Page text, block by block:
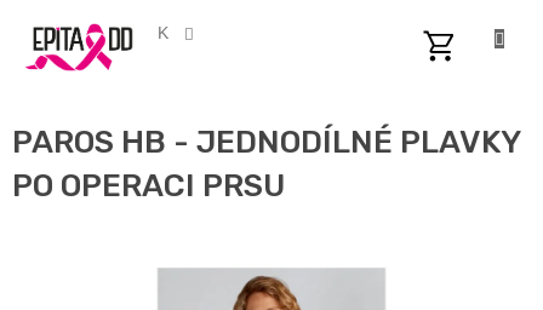
obsah
CZK
PAROS HB - JEDNODÍLNÉ PLAVKY
PO OPERACI PRSU